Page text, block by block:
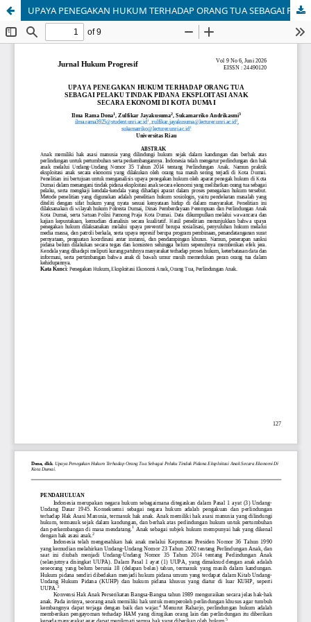
UPAYA PENEGAKAN HUKUM TERHADAP ORANG TUA SEBAGAI PELAKU TINDAK PIDANA EKSPLOITASI ANAK SECARA EKONOMI DI KOTA DUMAI